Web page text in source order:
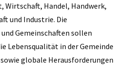
Wirtschaft, Handel, Handwerk,
und Industrie. Die
Gemeinschaften sollen
Lebensqualität in der Gemeinde
globale Herausforderungen